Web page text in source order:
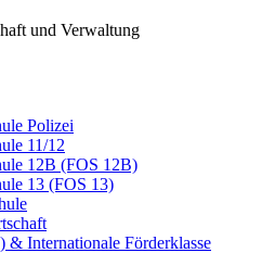
und Verwaltung
Polizei
11/12
12B (FOS 12B)
13 (FOS 13)
Internationale Förderklasse